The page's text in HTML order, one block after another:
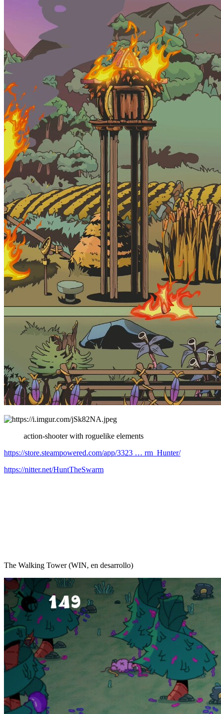
action-shooter with roguelike elements
https://store.steampowered.com/app/3323 … rm_Hunter/
https://nitter.net/HuntTheSwarm
The Walking Tower (WIN, en desarrollo)